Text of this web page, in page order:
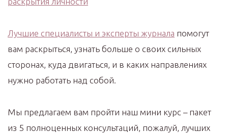
Лучшие специалисты и эксперты журнала помогут
вам раскрыться, узнать больше о своих сильных
сторонах, куда двигаться, и в каких направлениях
нужно работать над собой.
Мы предлагаем вам пройти наш мини курс – пакет
из 5 полноценных консультаций, пожалуй, лучших